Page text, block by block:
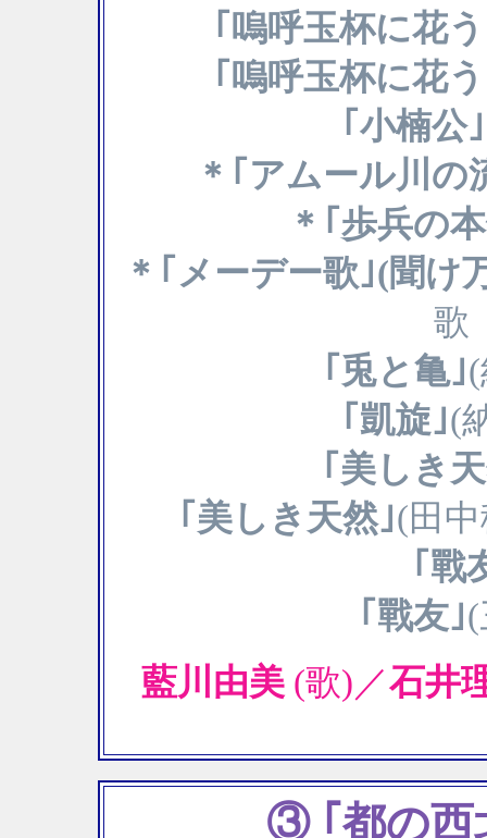
｢嗚呼玉杯に花
｢嗚呼玉杯に花
｢小楠公｣
＊｢アムール川の
＊｢歩兵の
＊｢メーデー歌｣(聞け
歌
｢兎と亀｣
｢凱旋｣(
｢美しき
｢美しき天然｣(田
｢戰
｢戰友｣
藍川由美 (歌)／石井
③ ｢都の西